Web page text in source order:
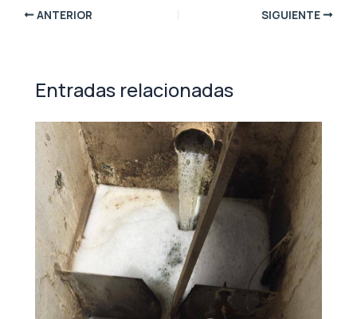
ANTERIOR SIGUIENTE
Entradas relacionadas